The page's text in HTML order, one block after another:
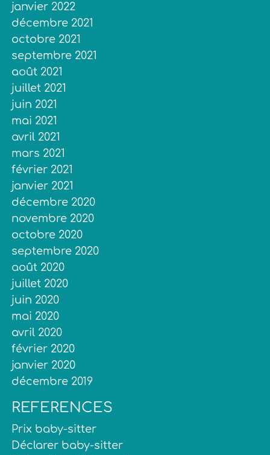
janvier 2022
décembre 2021
octobre 2021
septembre 2021
août 2021
juillet 2021
juin 2021
mai 2021
avril 2021
mars 2021
février 2021
janvier 2021
décembre 2020
novembre 2020
octobre 2020
septembre 2020
août 2020
juillet 2020
juin 2020
mai 2020
avril 2020
février 2020
janvier 2020
décembre 2019
REFERENCES
Prix baby-sitter
Déclarer baby-sitter